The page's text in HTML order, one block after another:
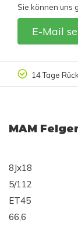
Sie können uns
E-Mail
14 Tage
MAM
8Jx18
5/112
ET45
66,6